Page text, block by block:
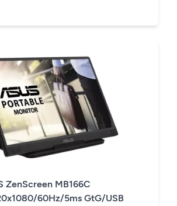
ZenScreen MB166C
60Hz/5ms GtG/USB